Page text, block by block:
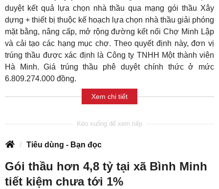
duyệt kết quả lựa chọn nhà thầu qua mạng gói thầu Xây
dựng + thiết bị thuộc kế hoạch lựa chọn nhà thầu giải phóng
mặt bằng, nâng cấp, mở rộng đường kết nối Chợ Minh Lập
và cải tạo các hạng mục chợ. Theo quyết định này, đơn vị
trúng thầu được xác định là Công ty TNHH Một thành viên
Hà Minh. Giá trúng thầu phê duyệt chính thức ở mức
6.809.274.000 đồng.
Xem chi tiết
Tiêu dùng - Bạn đọc
Gói thầu hơn 4,8 tỷ tại xã Bình Minh
tiết kiệm chưa tới 1%